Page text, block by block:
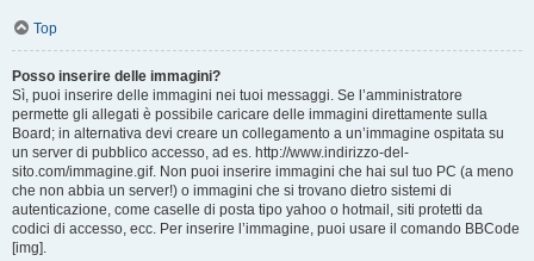
Top
Posso inserire delle immagini?
Sì, puoi inserire delle immagini nei tuoi messaggi. Se l’amministratore
permette gli allegati è possibile caricare delle immagini direttamente sulla
Board; in alternativa devi creare un collegamento a un’immagine ospitata su
un server di pubblico accesso, ad es. http://www.indirizzo-del-
sito.com/immagine.gif. Non puoi inserire immagini che hai sul tuo PC (a meno
che non abbia un server!) o immagini che si trovano dietro sistemi di
autenticazione, come caselle di posta tipo yahoo o hotmail, siti protetti da
codici di accesso, ecc. Per inserire l’immagine, puoi usare il comando BBCode
[img].